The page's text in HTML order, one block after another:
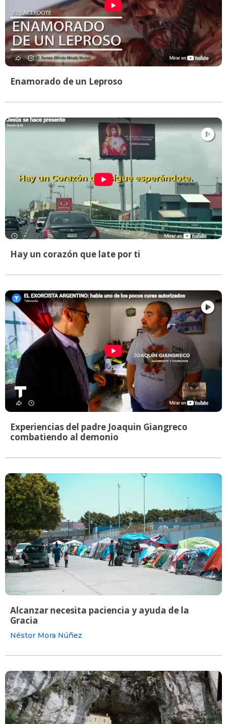
Enamorado de un Leproso
Hay un corazón que late por ti
Experiencias del padre Joaquin Giangreco
combatiendo al demonio
Alcanzar necesita paciencia y ayuda de la
Gracia
Néstor Mora Núñez